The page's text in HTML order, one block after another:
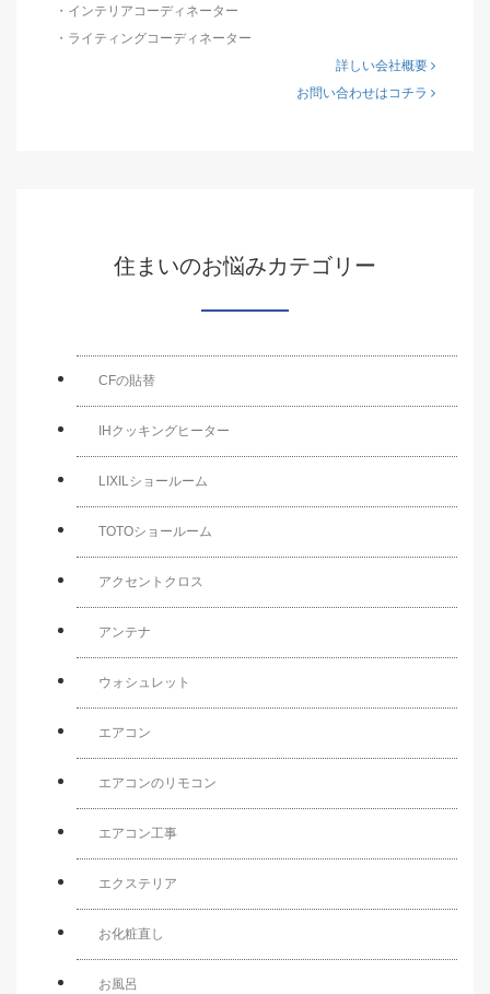
・インテリアコーディネーター
・ライティングコーディネーター
詳しい会社概要
お問い合わせはコチラ
住まいのお悩みカテゴリー
CFの貼替
IHクッキングヒーター
LIXILショールーム
TOTOショールーム
アクセントクロス
アンテナ
ウォシュレット
エアコン
エアコンのリモコン
エアコン工事
エクステリア
お化粧直し
お風呂